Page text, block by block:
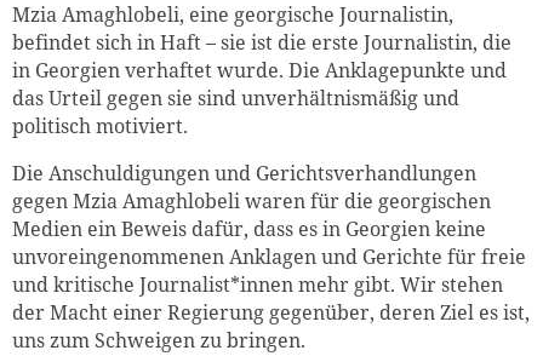
Mzia Amaghlobeli, eine georgische Journalistin,
befindet sich in Haft – sie ist die erste Journalistin, die
in Georgien verhaftet wurde. Die Anklagepunkte und
das Urteil gegen sie sind unverhältnismäßig und
politisch motiviert.
Die Anschuldigungen und Gerichtsverhandlungen
gegen Mzia Amaghlobeli waren für die georgischen
Medien ein Beweis dafür, dass es in Georgien keine
unvoreingenommenen Anklagen und Gerichte für freie
und kritische Journalist*innen mehr gibt. Wir stehen
der Macht einer Regierung gegenüber, deren Ziel es ist,
uns zum Schweigen zu bringen.